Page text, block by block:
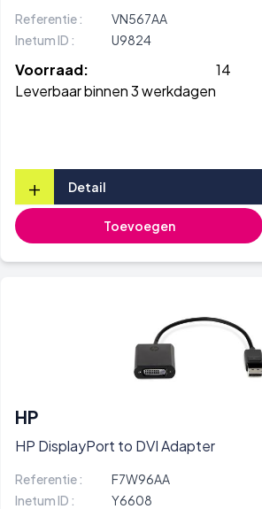
Referentie :
VN567AA
Inetum ID :
U9824
Voorraad:
14
Leverbaar binnen 3 werkdagen
+ Detail
Toevoegen
HP
HP DisplayPort to DVI Adapter
Referentie :
F7W96AA
Inetum ID :
Y6608